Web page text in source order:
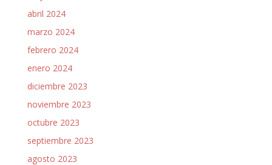
abril 2024
marzo 2024
febrero 2024
enero 2024
diciembre 2023
noviembre 2023
octubre 2023
septiembre 2023
agosto 2023